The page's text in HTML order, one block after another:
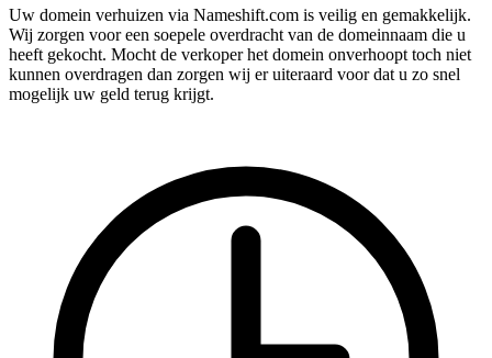
Uw domein verhuizen via Nameshift.com is veilig en gemakkelijk.
Wij zorgen voor een soepele overdracht van de domeinnaam die u
heeft gekocht. Mocht de verkoper het domein onverhoopt toch niet
kunnen overdragen dan zorgen wij er uiteraard voor dat u zo snel
mogelijk uw geld terug krijgt.